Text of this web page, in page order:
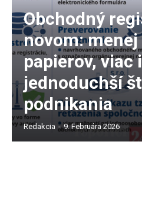
Obchodný
novom: menej
papierov, viac
jednoduchší
podnikania
Redakcia - 9. Februára 2026